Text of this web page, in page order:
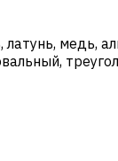
медь,